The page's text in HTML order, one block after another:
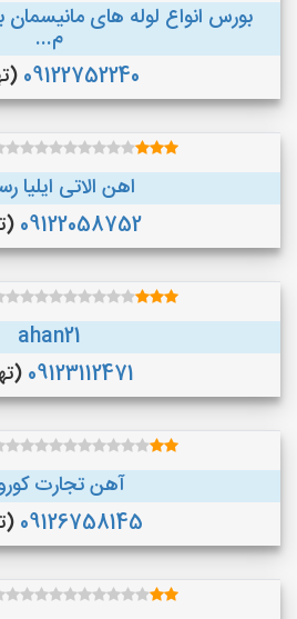
بورس انواع لوله های مانیسمان
م...
09122752240
اهن الاتی ایلیا
09122058752
ahan21
09123112471
آهن تجارت
09126758145